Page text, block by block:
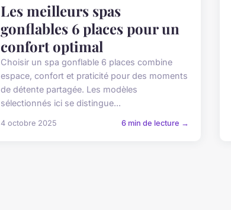
Les meilleurs spas
gonflables 6 places pour un
confort optimal
Choisir un spa gonflable 6 places combine
espace, confort et praticité pour des moments
de détente partagée. Les modèles
sélectionnés ici se distingue...
4 octobre 2025 6 min de lecture →